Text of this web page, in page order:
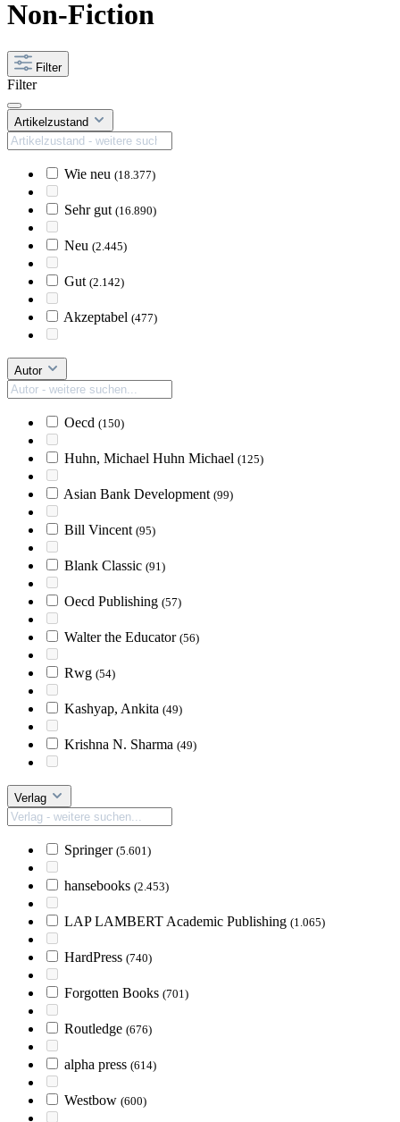
Non-Fiction
Filter
Filter
Artikelzustand
Wie neu (18.377)
Sehr gut (16.890)
Neu (2.445)
Gut (2.142)
Akzeptabel (477)
Autor
Oecd (150)
Huhn, Michael Huhn Michael (125)
Asian Bank Development (99)
Bill Vincent (95)
Blank Classic (91)
Oecd Publishing (57)
Walter the Educator (56)
Rwg (54)
Kashyap, Ankita (49)
Krishna N. Sharma (49)
Verlag
Springer (5.601)
hansebooks (2.453)
LAP LAMBERT Academic Publishing (1.065)
HardPress (740)
Forgotten Books (701)
Routledge (676)
alpha press (614)
Westbow (600)